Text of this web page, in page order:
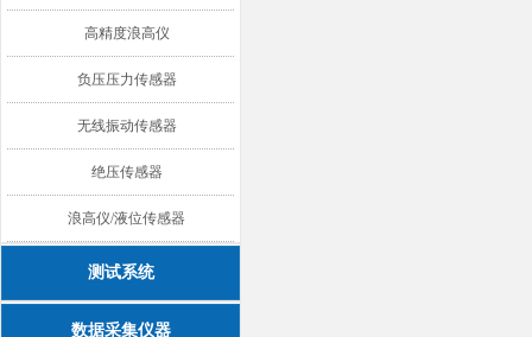
高精度浪高仪
负压压力传感器
无线振动传感器
绝压传感器
浪高仪/液位传感器
测试系统
数据采集仪器